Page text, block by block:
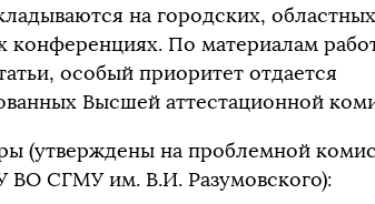
на городских,
конференциях. По материалам
особый приоритет отдается
Высшей аттестационной
(утверждены на проблемной
ВО СГМУ им. В.И. Разумовского):